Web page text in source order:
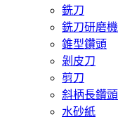
銑刀
銑刀研磨機
錐型鑽頭
剝皮刀
剪刀
斜柄長鑽頭
水砂紙